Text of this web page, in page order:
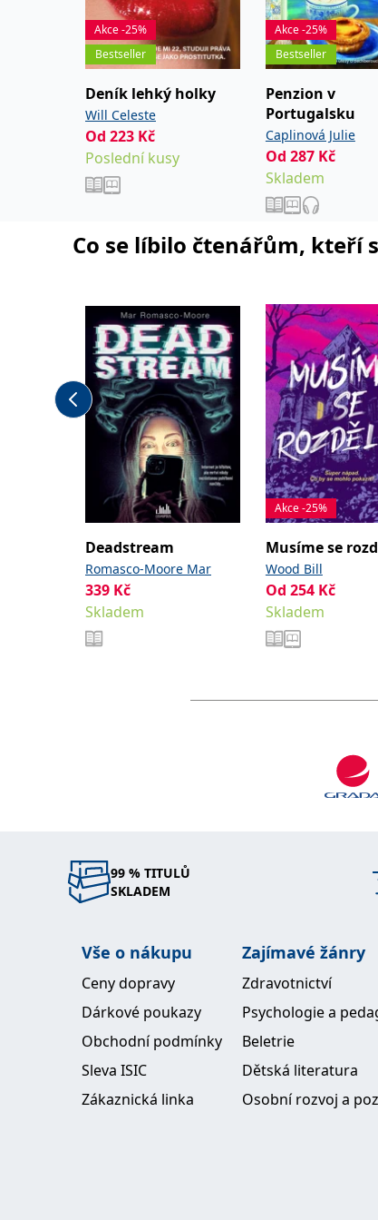
Akce -25%
Bestseller
Deník lehký holky
Will Celeste
Od 223 Kč
Poslední kusy
Akce -25%
Bestseller
Penzion v
Portugalsku
Caplinová Julie
Od 287 Kč
Skladem
Co se líbilo čtenářům, kteří
Deadstream
Romasco-Moore Mar
339 Kč
Skladem
Akce -25%
Musíme se
Wood Bill
Od 254 Kč
Skladem
99 % TITULŮ
SKLADEM
Vše o nákupu
Ceny dopravy
Dárkové poukazy
Obchodní podmínky
Sleva ISIC
Zákaznická linka
Zajímavé žánry
Zdravotnictví
Psychologie a
Beletrie
Dětská literatura
Osobní rozvoj a